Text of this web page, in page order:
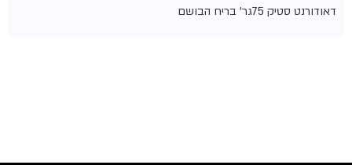
דאודורנט סטיק 75גר' בריח הבושם